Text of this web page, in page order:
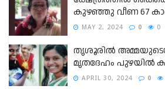
കുഴഞ്ഞു വീണ 67
MAY 2, 2024 0 0
തൃശൂരിൽ
മൃതദേഹം പുഴയിൽ
APRIL 30, 2024 0